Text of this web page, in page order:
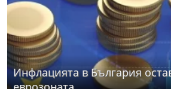
Инфлацията в България